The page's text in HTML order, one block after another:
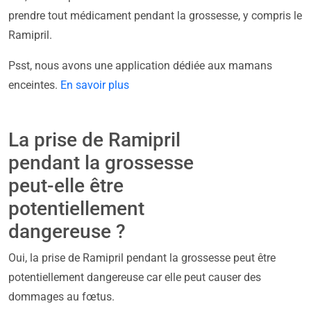
prendre tout médicament pendant la grossesse, y compris le
Ramipril.
Psst, nous avons une application dédiée aux mamans
enceintes. En savoir plus
La prise de Ramipril
pendant la grossesse
peut-elle être
potentiellement
dangereuse ?
Oui, la prise de Ramipril pendant la grossesse peut être
potentiellement dangereuse car elle peut causer des
dommages au fœtus.